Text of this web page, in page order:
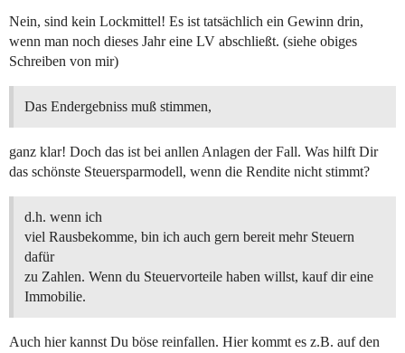
Nein, sind kein Lockmittel! Es ist tatsächlich ein Gewinn drin,
wenn man noch dieses Jahr eine LV abschließt. (siehe obiges
Schreiben von mir)
Das Endergebniss muß stimmen,
ganz klar! Doch das ist bei anllen Anlagen der Fall. Was hilft Dir
das schönste Steuersparmodell, wenn die Rendite nicht stimmt?
d.h. wenn ich
viel Rausbekomme, bin ich auch gern bereit mehr Steuern
dafür
zu Zahlen. Wenn du Steuervorteile haben willst, kauf dir eine
Immobilie.
Auch hier kannst Du böse reinfallen. Hier kommt es z.B. auf den